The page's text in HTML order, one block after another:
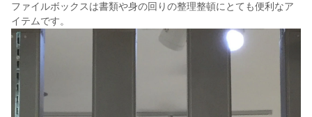
ファイルボックスは書類や身の回りの整理整頓にとても便利なア
イテムです。